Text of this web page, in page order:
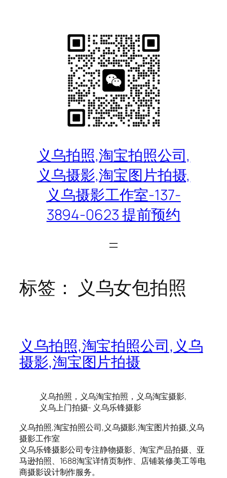
义乌拍照,淘宝拍照公司,
义乌摄影,淘宝图片拍摄,
义乌摄影工作室-137-
3894-0623 提前预约
标签： 义乌女包拍照
义乌拍照,淘宝拍照公司,义乌
摄影,淘宝图片拍摄
义乌拍照，义乌淘宝拍照，义乌淘宝摄影,
义乌上门拍摄- 义乌乐锋摄影
义乌拍照,淘宝拍照公司,义乌摄影,淘宝图片拍摄,义乌
摄影工作室
义乌乐锋摄影公司专注静物摄影、淘宝产品拍摄、亚
马逊拍照、1688淘宝详情页制作、店铺装修美工等电
商摄影设计制作服务。